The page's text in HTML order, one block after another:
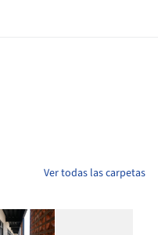
Ver todas las carpetas